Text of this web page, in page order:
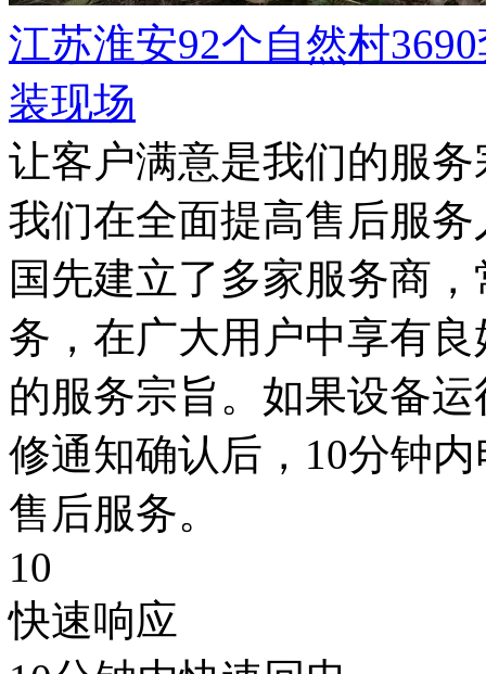
江苏淮安92个自然村
装现场
让客户满意是我们的服务
我们在全面提高售后服
国先建立了多家服务商
务，在广大用户中享有
的服务宗旨。如果设备
修通知确认后，10分钟
售后服务。
10
快速响应